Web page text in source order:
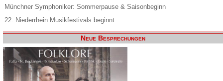
Münchner Symphoniker: Sommerpause & Saisonbeginn
22. Niederrhein Musikfestivals beginnt
Neue Besprechungen